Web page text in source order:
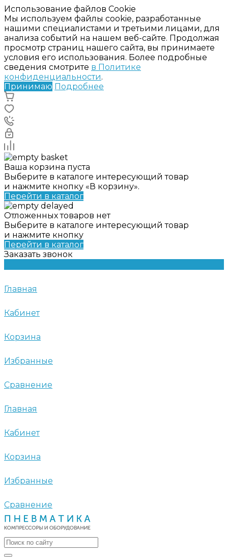
Использование файлов Cookie
Мы используем файлы cookie, разработанные
нашими специалистами и третьими лицами, для
анализа событий на нашем веб-сайте. Продолжая
просмотр страниц нашего сайта, вы принимаете
условия его использования. Более подробные
сведения смотрите в Политике
конфиденциальности.
Принимаю Подробнее
Ваша корзина пуста
Выберите в каталоге интересующий товар
и нажмите кнопку «В корзину».
Перейти в каталог
Отложенных товаров нет
Выберите в каталоге интересующий товар
и нажмите кнопку
Перейти в каталог
Заказать звонок
Главная
Кабинет
Корзина
Избранные
Сравнение
Главная
Кабинет
Корзина
Избранные
Сравнение